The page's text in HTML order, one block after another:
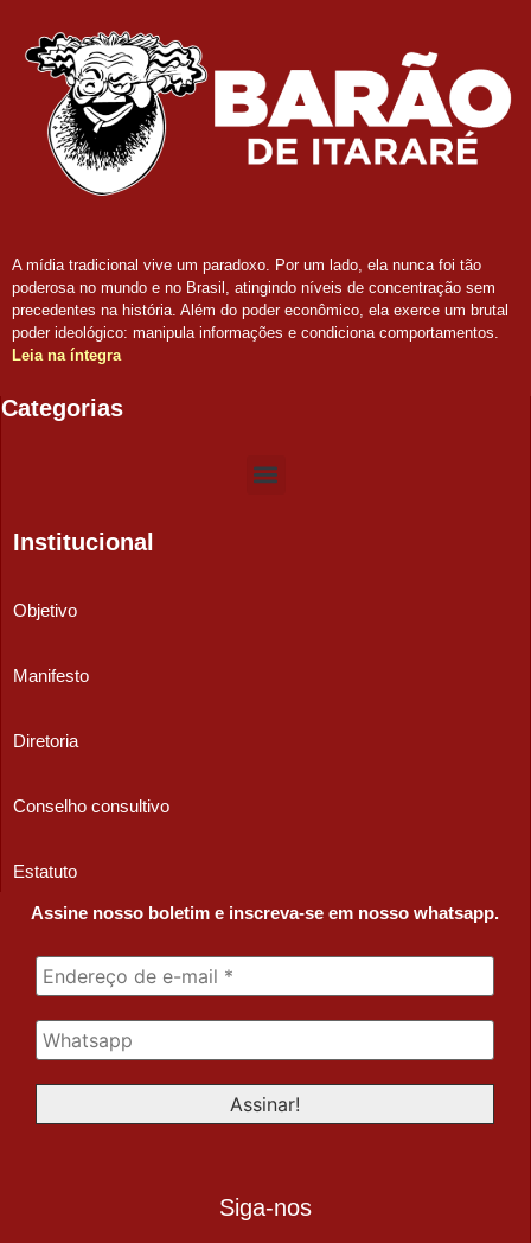
A mídia tradicional vive um paradoxo. Por um lado, ela nunca foi tão
poderosa no mundo e no Brasil, atingindo níveis de concentração sem
precedentes na história. Além do poder econômico, ela exerce um brutal
poder ideológico: manipula informações e condiciona comportamentos.
Leia na íntegra
Categorias
Institucional
Objetivo
Manifesto
Diretoria
Conselho consultivo
Estatuto
Assine nosso boletim e inscreva-se em nosso whatsapp.
Siga-nos